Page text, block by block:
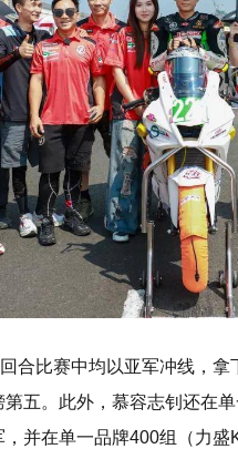
合比赛中均以亚军冲线，
五。此外，慕容志钊还在
并在单一品牌400组（力盛